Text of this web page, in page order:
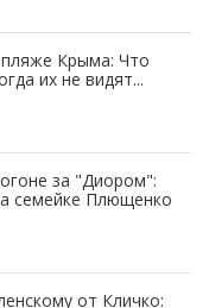
Крыма: Что
их не видят...
за "Диором":
семейке Плющенко
от Кличко: